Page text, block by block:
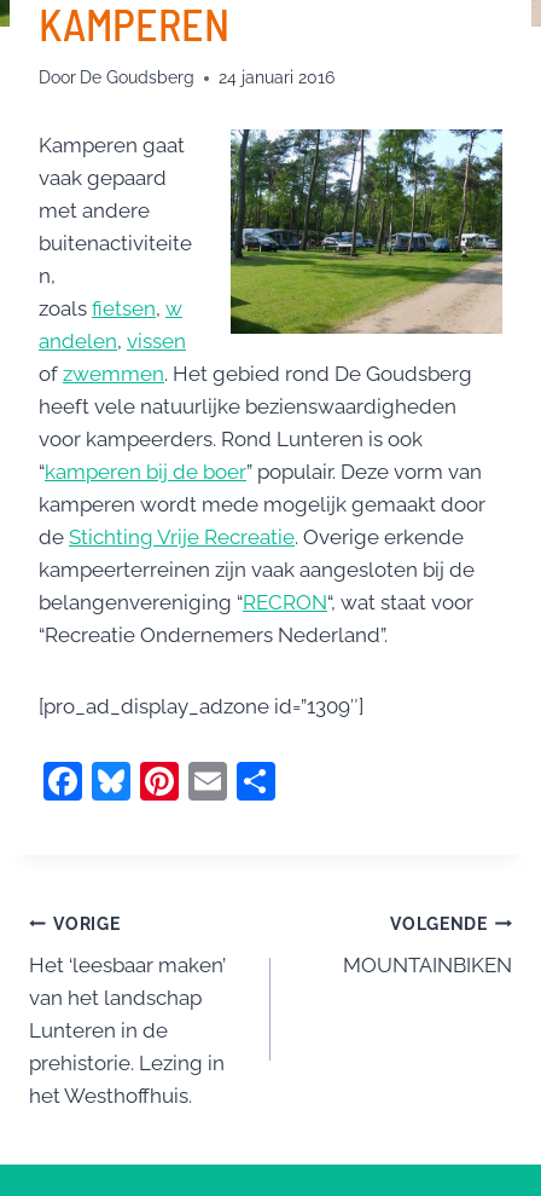
KAMPEREN
Door De Goudsberg 24 januari 2016
Kamperen gaat
vaak gepaard
met andere
buitenactiviteite
n,
zoals fietsen, w
andelen, vissen
of zwemmen. Het gebied rond De Goudsberg
heeft vele natuurlijke bezienswaardigheden
voor kampeerders. Rond Lunteren is ook
“kamperen bij de boer” populair. Deze vorm van
kamperen wordt mede mogelijk gemaakt door
de Stichting Vrije Recreatie. Overige erkende
kampeerterreinen zijn vaak aangesloten bij de
belangenvereniging “RECRON“, wat staat voor
“Recreatie Ondernemers Nederland”.
[pro_ad_display_adzone id=”1309″]
F
b
o
o
k
Bl Pi E
Bericht
navigatie
VORIGE
Het ‘leesbaar maken’
van het landschap
Lunteren in de
prehistorie. Lezing in
het Westhoffhuis.
VOLGENDE
MOUNTAINBIKEN